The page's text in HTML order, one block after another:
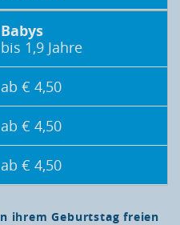
Babys
bis 1,9 Jahre
ab € 4,50
ab € 4,50
ab € 4,50
ihrem Geburtstag freien